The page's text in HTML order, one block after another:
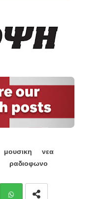
μουσικη
νεα
ραδιοφωνο